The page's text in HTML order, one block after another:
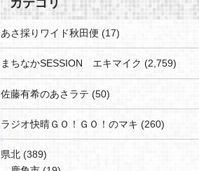
カテゴリ
あさ採りワイド秋田便 (17)
まちなかSESSION エキマイク (2,759)
佐藤有希のあさラテ (50)
ラジオ快晴ＧＯ！ＧＯ！のマキ (260)
県北 (389)